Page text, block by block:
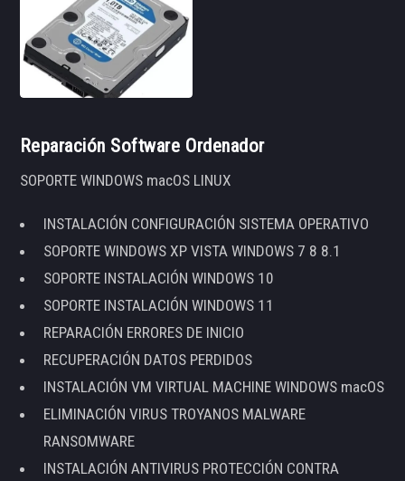
Reparación Software Ordenador
SOPORTE WINDOWS macOS LINUX
INSTALACIÓN CONFIGURACIÓN SISTEMA OPERATIVO
SOPORTE WINDOWS XP VISTA WINDOWS 7 8 8.1
SOPORTE INSTALACIÓN WINDOWS 10
SOPORTE INSTALACIÓN WINDOWS 11
REPARACIÓN ERRORES DE INICIO
RECUPERACIÓN DATOS PERDIDOS
INSTALACIÓN VM VIRTUAL MACHINE WINDOWS macOS
ELIMINACIÓN VIRUS TROYANOS MALWARE
RANSOMWARE
INSTALACIÓN ANTIVIRUS PROTECCIÓN CONTRA